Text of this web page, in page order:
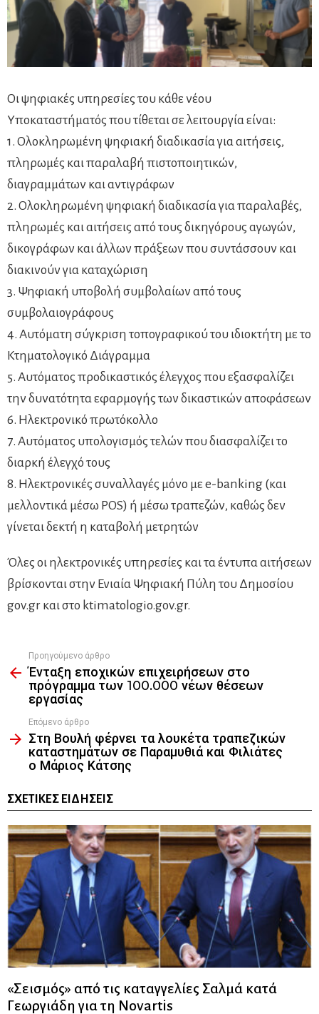
Οι ψηφιακές υπηρεσίες του κάθε νέου
Υποκαταστήματός που τίθεται σε λειτουργία είναι:
1. Ολοκληρωμένη ψηφιακή διαδικασία για αιτήσεις,
πληρωμές και παραλαβή πιστοποιητικών,
διαγραμμάτων και αντιγράφων
2. Ολοκληρωμένη ψηφιακή διαδικασία για παραλαβές,
πληρωμές και αιτήσεις από τους δικηγόρους αγωγών,
δικογράφων και άλλων πράξεων που συντάσσουν και
διακινούν για καταχώριση
3. Ψηφιακή υποβολή συμβολαίων από τους
συμβολαιογράφους
4. Αυτόματη σύγκριση τοπογραφικού του ιδιοκτήτη με το
Κτηματολογικό Διάγραμμα
5. Αυτόματος προδικαστικός έλεγχος που εξασφαλίζει
την δυνατότητα εφαρμογής των δικαστικών αποφάσεων
6. Ηλεκτρονικό πρωτόκολλο
7. Αυτόματος υπολογισμός τελών που διασφαλίζει το
διαρκή έλεγχό τους
8. Ηλεκτρονικές συναλλαγές μόνο με e-banking (και
μελλοντικά μέσω POS) ή μέσω τραπεζών, καθώς δεν
γίνεται δεκτή η καταβολή μετρητών
Όλες οι ηλεκτρονικές υπηρεσίες και τα έντυπα αιτήσεων
βρίσκονται στην Ενιαία Ψηφιακή Πύλη του Δημοσίου
gov.gr και στο ktimatologio.gov.gr.
more
Προηγούμενο άρθρο
Ένταξη εποχικών επιχειρήσεων στο
πρόγραμμα των 100.000 νέων θέσεων
εργασίας
Επόμενο άρθρο
Στη Βουλή φέρνει τα λουκέτα τραπεζικών
καταστημάτων σε Παραμυθιά και Φιλιάτες
ο Μάριος Κάτσης
ΣΧΕΤΙΚΈΣ ΕΙΔΉΣΕΙΣ
«Σεισμός» από τις καταγγελίες Σαλμά κατά
Γεωργιάδη για τη Novartis